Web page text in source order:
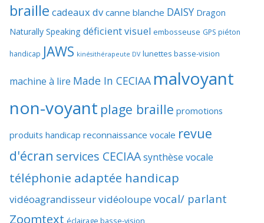
braille cadeaux dv canne blanche DAISY Dragon
Naturally Speaking déficient visuel embosseuse GPS piéton
handicap JAWS kinésithérapeute DV lunettes basse-vision
machine à lire Made In CECIAA malvoyant
non-voyant plage braille promotions
produits handicap reconnaissance vocale revue
d'écran services CECIAAsynthèse vocale
téléphonie adaptée handicap
vidéoagrandisseurvidéoloupevocal/ parlant
Zoomtext